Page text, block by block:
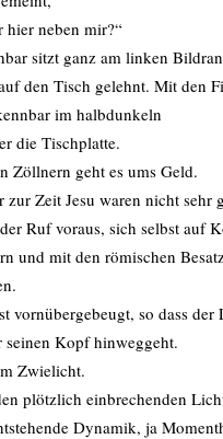
hier neben mir?“
sitzt ganz am linken
den Tisch gelehnt. Mit den
im halbdunkeln
die Tischplatte.
Zöllnern geht es ums Geld.
Zeit Jesu waren nicht sehr
Ruf voraus, sich selbst auf
und mit den römischen
vornübergebeugt, so dass der
seinen Kopf hinweggeht.
Zwielicht.
plötzlich einbrechenden
Dynamik, ja